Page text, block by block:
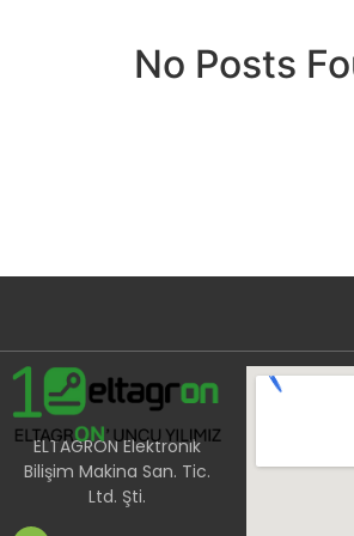
No Posts
ELTAGRON Elektronik
Bilişim Makina San. Tic.
Ltd. Şti.